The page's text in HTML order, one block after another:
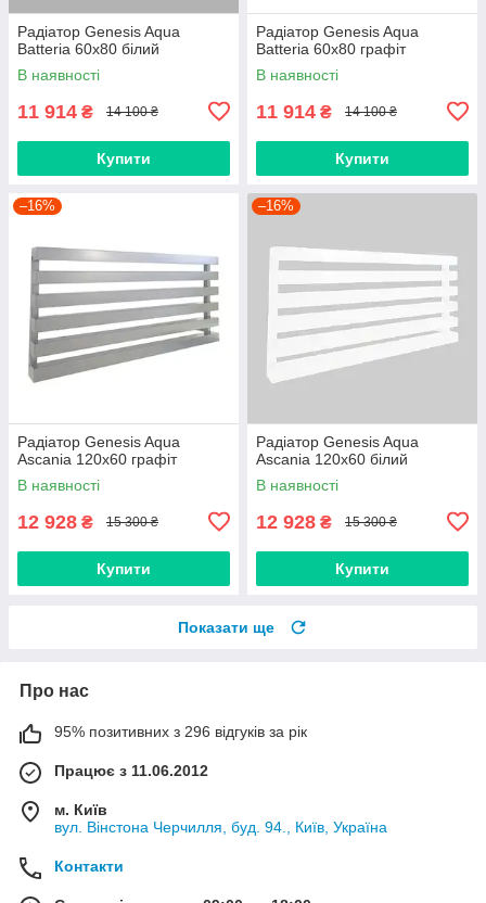
Радіатор Genesis Aqua
Batteria 60x80 білий
В наявності
11 914 ₴ 14 100 ₴
Купити
Радіатор Genesis Aqua
Batteria 60x80 графіт
В наявності
11 914 ₴ 14 100 ₴
Купити
–16%
Радіатор Genesis Aqua
Ascania 120x60 графіт
В наявності
12 928 ₴ 15 300 ₴
Купити
–16%
Радіатор Genesis Aqua
Ascania 120x60 білий
В наявності
12 928 ₴ 15 300 ₴
Купити
Показати ще
Про нас
95% позитивних з 296 відгуків за рік
Працює з 11.06.2012
м. Київ
вул. Вінстона Черчилля, буд. 94., Київ, Україна
Контакти